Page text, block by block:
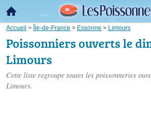
Accueil > Île-de-France > Essonne > Limours
Poissonniers ouverts le
Limours
Cette liste regroupe toutes les poissonneries
Limours.